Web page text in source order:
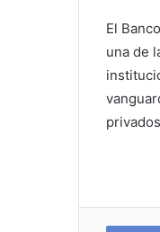
El
una de